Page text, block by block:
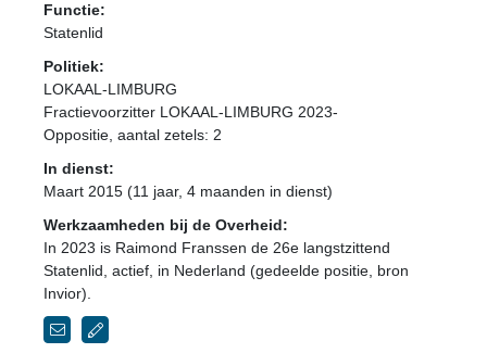
Functie:
Statenlid
Politiek:
LOKAAL-LIMBURG
Fractievoorzitter LOKAAL-LIMBURG 2023-
Oppositie , aantal zetels: 2
In dienst:
Maart 2015 (11 jaar, 4 maanden in dienst)
Werkzaamheden bij de Overheid:
In 2023 is Raimond Franssen de 26e langstzittend
Statenlid, actief, in Nederland (gedeelde positie, bron
Invior).